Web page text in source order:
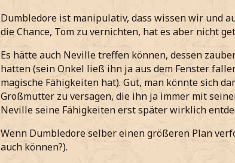
Dumbledore ist manipulativ, dass wissen wir und
die Chance, Tom zu vernichten, hat es aber nicht
Es hätte auch Neville treffen können, dessen
hatten (sein Onkel ließ ihn ja aus dem Fenster
magische Fähigkeiten hat). Gut, man könnte sich
Großmutter zu versagen, die ihn ja immer mit
Neville seine Fähigkeiten erst später wirklich
Wenn Dumbledore selber einen größeren Plan
auch können?).